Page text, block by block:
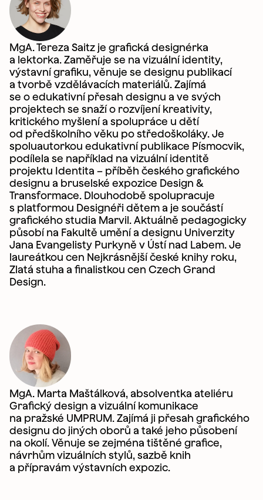
MgA. Tereza Saitz je grafická designérka
a lektorka. Zaměřuje se na vizuální identity,
výstavní grafiku, věnuje se designu publikací
a tvorbě vzdělávacích materiálů. Zajímá
se o edukativní přesah designu a ve svých
projektech se snaží o rozvíjení kreativity,
kritického myšlení a spolupráce u dětí
od předškolního věku po středoškoláky. Je
spoluautorkou edukativní publikace Písmocvik,
podílela se například na vizuální identitě
projektu Identita – příběh českého grafického
designu a bruselské expozice Design &
Transformace. Dlouhodobě spolupracuje
s platformou Designéři dětem a je součástí
grafického studia Marvil. Aktuálně pedagogicky
působí na Fakultě umění a designu Univerzity
Jana Evangelisty Purkyně v Ústí nad Labem. Je
laureátkou cen Nejkrásnější české knihy roku,
Zlatá stuha a finalistkou cen Czech Grand
Design.
MgA. Marta Maštálková, absolventka ateliéru
Grafický design a vizuální komunikace
na pražské UMPRUM. Zajímá ji přesah grafického
designu do jiných oborů a také jeho působení
na okolí. Věnuje se zejména tištěné grafice,
návrhům vizuálních stylů, sazbě knih
a přípravám výstavních expozic.
Jméno Příjmení
Adresa*
Telefon*